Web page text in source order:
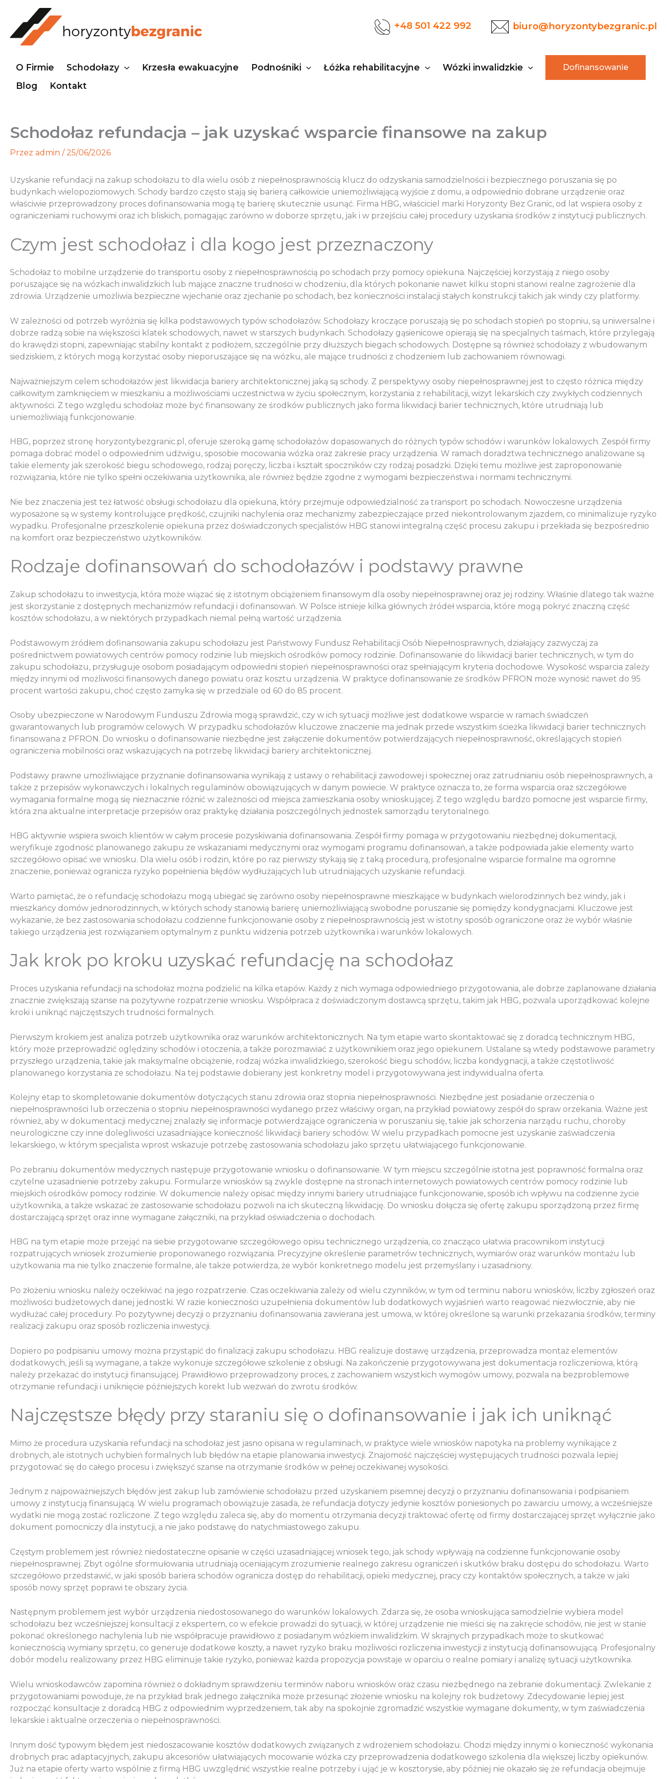
treści
+48 501 422 992 biuro@horyzontybezgranic.pl
O Firmie Schodołazy Krzesła ewakuacyjne Podnośniki Łóżka rehabilitacyjne Wózki inwalidzkie Dofinansowanie
Blog Kontakt
Schodołaz refundacja – jak uzyskać wsparcie finansowe na zakup
Przez admin / 25/06/2026
Uzyskanie refundacji na zakup schodołazu to dla wielu osób z niepełnosprawnością klucz do odzyskania samodzielności i bezpiecznego poruszania się po
budynkach wielopoziomowych. Schody bardzo często stają się barierą całkowicie uniemożliwiającą wyjście z domu, a odpowiednio dobrane urządzenie oraz
właściwie przeprowadzony proces dofinansowania mogą tę barierę skutecznie usunąć. Firma HBG, właściciel marki Horyzonty Bez Granic, od lat wspiera osoby z
ograniczeniami ruchowymi oraz ich bliskich, pomagając zarówno w doborze sprzętu, jak i w przejściu całej procedury uzyskania środków z instytucji publicznych.
Czym jest schodołaz i dla kogo jest przeznaczony
Schodołaz to mobilne urządzenie do transportu osoby z niepełnosprawnością po schodach przy pomocy opiekuna. Najczęściej korzystają z niego osoby
poruszające się na wózkach inwalidzkich lub mające znaczne trudności w chodzeniu, dla których pokonanie nawet kilku stopni stanowi realne zagrożenie dla
zdrowia. Urządzenie umożliwia bezpieczne wjechanie oraz zjechanie po schodach, bez konieczności instalacji stałych konstrukcji takich jak windy czy platformy.
W zależności od potrzeb wyróżnia się kilka podstawowych typów schodołazów. Schodołazy kroczące poruszają się po schodach stopień po stopniu, są uniwersalne i
dobrze radzą sobie na większości klatek schodowych, nawet w starszych budynkach. Schodołazy gąsienicowe opierają się na specjalnych taśmach, które przylegają
do krawędzi stopni, zapewniając stabilny kontakt z podłożem, szczególnie przy dłuższych biegach schodowych. Dostępne są również schodołazy z wbudowanym
siedziskiem, z których mogą korzystać osoby nieporuszające się na wózku, ale mające trudności z chodzeniem lub zachowaniem równowagi.
Najważniejszym celem schodołazów jest likwidacja bariery architektonicznej jaką są schody. Z perspektywy osoby niepełnosprawnej jest to często różnica między
całkowitym zamknięciem w mieszkaniu a możliwościami uczestnictwa w życiu społecznym, korzystania z rehabilitacji, wizyt lekarskich czy zwykłych codziennych
aktywności. Z tego względu schodołaz może być finansowany ze środków publicznych jako forma likwidacji barier technicznych, które utrudniają lub
uniemożliwiają funkcjonowanie.
HBG, poprzez stronę horyzontybezgranic.pl, oferuje szeroką gamę schodołazów dopasowanych do różnych typów schodów i warunków lokalowych. Zespół firmy
pomaga dobrać model o odpowiednim udźwigu, sposobie mocowania wózka oraz zakresie pracy urządzenia. W ramach doradztwa technicznego analizowane są
takie elementy jak szerokość biegu schodowego, rodzaj poręczy, liczba i kształt spoczników czy rodzaj posadzki. Dzięki temu możliwe jest zaproponowanie
rozwiązania, które nie tylko spełni oczekiwania użytkownika, ale również będzie zgodne z wymogami bezpieczeństwa i normami technicznymi.
Nie bez znaczenia jest też łatwość obsługi schodołazu dla opiekuna, który przejmuje odpowiedzialność za transport po schodach. Nowoczesne urządzenia
wyposażone są w systemy kontrolujące prędkość, czujniki nachylenia oraz mechanizmy zabezpieczające przed niekontrolowanym zjazdem, co minimalizuje ryzyko
wypadku. Profesjonalne przeszkolenie opiekuna przez doświadczonych specjalistów HBG stanowi integralną część procesu zakupu i przekłada się bezpośrednio
na komfort oraz bezpieczeństwo użytkowników.
Rodzaje dofinansowań do schodołazów i podstawy prawne
Zakup schodołazu to inwestycja, która może wiązać się z istotnym obciążeniem finansowym dla osoby niepełnosprawnej oraz jej rodziny. Właśnie dlatego tak ważne
jest skorzystanie z dostępnych mechanizmów refundacji i dofinansowań. W Polsce istnieje kilka głównych źródeł wsparcia, które mogą pokryć znaczną część
kosztów schodołazu, a w niektórych przypadkach niemal pełną wartość urządzenia.
Podstawowym źródłem dofinansowania zakupu schodołazu jest Państwowy Fundusz Rehabilitacji Osób Niepełnosprawnych, działający zazwyczaj za
pośrednictwem powiatowych centrów pomocy rodzinie lub miejskich ośrodków pomocy rodzinie. Dofinansowanie do likwidacji barier technicznych, w tym do
zakupu schodołazu, przysługuje osobom posiadającym odpowiedni stopień niepełnosprawności oraz spełniającym kryteria dochodowe. Wysokość wsparcia zależy
między innymi od możliwości finansowych danego powiatu oraz kosztu urządzenia. W praktyce dofinansowanie ze środków PFRON może wynosić nawet do 95
procent wartości zakupu, choć często zamyka się w przedziale od 60 do 85 procent.
Osoby ubezpieczone w Narodowym Funduszu Zdrowia mogą sprawdzić, czy w ich sytuacji możliwe jest dodatkowe wsparcie w ramach świadczeń
gwarantowanych lub programów celowych. W przypadku schodołazów kluczowe znaczenie ma jednak przede wszystkim ścieżka likwidacji barier technicznych
finansowana z PFRON. Do wniosku o dofinansowanie niezbędne jest załączenie dokumentów potwierdzających niepełnosprawność, określających stopień
ograniczenia mobilności oraz wskazujących na potrzebę likwidacji bariery architektonicznej.
Podstawy prawne umożliwiające przyznanie dofinansowania wynikają z ustawy o rehabilitacji zawodowej i społecznej oraz zatrudnianiu osób niepełnosprawnych, a
także z przepisów wykonawczych i lokalnych regulaminów obowiązujących w danym powiecie. W praktyce oznacza to, że forma wsparcia oraz szczegółowe
wymagania formalne mogą się nieznacznie różnić w zależności od miejsca zamieszkania osoby wnioskującej. Z tego względu bardzo pomocne jest wsparcie firmy,
która zna aktualne interpretacje przepisów oraz praktykę działania poszczególnych jednostek samorządu terytorialnego.
HBG aktywnie wspiera swoich klientów w całym procesie pozyskiwania dofinansowania. Zespół firmy pomaga w przygotowaniu niezbędnej dokumentacji,
weryfikuje zgodność planowanego zakupu ze wskazaniami medycznymi oraz wymogami programu dofinansowań, a także podpowiada jakie elementy warto
szczegółowo opisać we wniosku. Dla wielu osób i rodzin, które po raz pierwszy stykają się z taką procedurą, profesjonalne wsparcie formalne ma ogromne
znaczenie, ponieważ ogranicza ryzyko popełnienia błędów wydłużających lub utrudniających uzyskanie refundacji.
Warto pamiętać, że o refundację schodołazu mogą ubiegać się zarówno osoby niepełnosprawne mieszkające w budynkach wielorodzinnych bez windy, jak i
mieszkańcy domów jednorodzinnych, w których schody stanowią barierę uniemożliwiającą swobodne poruszanie się pomiędzy kondygnacjami. Kluczowe jest
wykazanie, że bez zastosowania schodołazu codzienne funkcjonowanie osoby z niepełnosprawnością jest w istotny sposób ograniczone oraz że wybór właśnie
takiego urządzenia jest rozwiązaniem optymalnym z punktu widzenia potrzeb użytkownika i warunków lokalowych.
Jak krok po kroku uzyskać refundację na schodołaz
Proces uzyskania refundacji na schodołaz można podzielić na kilka etapów. Każdy z nich wymaga odpowiedniego przygotowania, ale dobrze zaplanowane działania
znacznie zwiększają szanse na pozytywne rozpatrzenie wniosku. Współpraca z doświadczonym dostawcą sprzętu, takim jak HBG, pozwala uporządkować kolejne
kroki i uniknąć najczęstszych trudności formalnych.
Pierwszym krokiem jest analiza potrzeb użytkownika oraz warunków architektonicznych. Na tym etapie warto skontaktować się z doradcą technicznym HBG,
który może przeprowadzić oględziny schodów i otoczenia, a także porozmawiać z użytkownikiem oraz jego opiekunem. Ustalane są wtedy podstawowe parametry
przyszłego urządzenia, takie jak maksymalne obciążenie, rodzaj wózka inwalidzkiego, szerokość biegu schodów, liczba kondygnacji, a także częstotliwość
planowanego korzystania ze schodołazu. Na tej podstawie dobierany jest konkretny model i przygotowywana jest indywidualna oferta.
Kolejny etap to skompletowanie dokumentów dotyczących stanu zdrowia oraz stopnia niepełnosprawności. Niezbędne jest posiadanie orzeczenia o
niepełnosprawności lub orzeczenia o stopniu niepełnosprawności wydanego przez właściwy organ, na przykład powiatowy zespół do spraw orzekania. Ważne jest
również, aby w dokumentacji medycznej znalazły się informacje potwierdzające ograniczenia w poruszaniu się, takie jak schorzenia narządu ruchu, choroby
neurologiczne czy inne dolegliwości uzasadniające konieczność likwidacji bariery schodów. W wielu przypadkach pomocne jest uzyskanie zaświadczenia
lekarskiego, w którym specjalista wprost wskazuje potrzebę zastosowania schodołazu jako sprzętu ułatwiającego funkcjonowanie.
Po zebraniu dokumentów medycznych następuje przygotowanie wniosku o dofinansowanie. W tym miejscu szczególnie istotna jest poprawność formalna oraz
czytelne uzasadnienie potrzeby zakupu. Formularze wniosków są zwykle dostępne na stronach internetowych powiatowych centrów pomocy rodzinie lub
miejskich ośrodków pomocy rodzinie. W dokumencie należy opisać między innymi bariery utrudniające funkcjonowanie, sposób ich wpływu na codzienne życie
użytkownika, a także wskazać że zastosowanie schodołazu pozwoli na ich skuteczną likwidację. Do wniosku dołącza się ofertę zakupu sporządzoną przez firmę
dostarczającą sprzęt oraz inne wymagane załączniki, na przykład oświadczenia o dochodach.
HBG na tym etapie może przejąć na siebie przygotowanie szczegółowego opisu technicznego urządzenia, co znacząco ułatwia pracownikom instytucji
rozpatrujących wniosek zrozumienie proponowanego rozwiązania. Precyzyjne określenie parametrów technicznych, wymiarów oraz warunków montażu lub
użytkowania ma nie tylko znaczenie formalne, ale także potwierdza, że wybór konkretnego modelu jest przemyślany i uzasadniony.
Po złożeniu wniosku należy oczekiwać na jego rozpatrzenie. Czas oczekiwania zależy od wielu czynników, w tym od terminu naboru wniosków, liczby zgłoszeń oraz
możliwości budżetowych danej jednostki. W razie konieczności uzupełnienia dokumentów lub dodatkowych wyjaśnień warto reagować niezwłocznie, aby nie
wydłużać całej procedury. Po pozytywnej decyzji o przyznaniu dofinansowania zawierana jest umowa, w której określone są warunki przekazania środków, terminy
realizacji zakupu oraz sposób rozliczenia inwestycji.
Dopiero po podpisaniu umowy można przystąpić do finalizacji zakupu schodołazu. HBG realizuje dostawę urządzenia, przeprowadza montaż elementów
dodatkowych, jeśli są wymagane, a także wykonuje szczegółowe szkolenie z obsługi. Na zakończenie przygotowywana jest dokumentacja rozliczeniowa, którą
należy przekazać do instytucji finansującej. Prawidłowo przeprowadzony proces, z zachowaniem wszystkich wymogów umowy, pozwala na bezproblemowe
otrzymanie refundacji i uniknięcie późniejszych korekt lub wezwań do zwrotu środków.
Najczęstsze błędy przy staraniu się o dofinansowanie i jak ich uniknąć
Mimo że procedura uzyskania refundacji na schodołaz jest jasno opisana w regulaminach, w praktyce wiele wniosków napotyka na problemy wynikające z
drobnych, ale istotnych uchybień formalnych lub błędów na etapie planowania inwestycji. Znajomość najczęściej występujących trudności pozwala lepiej
przygotować się do całego procesu i zwiększyć szanse na otrzymanie środków w pełnej oczekiwanej wysokości.
Jednym z najpoważniejszych błędów jest zakup lub zamówienie schodołazu przed uzyskaniem pisemnej decyzji o przyznaniu dofinansowania i podpisaniem
umowy z instytucją finansującą. W wielu programach obowiązuje zasada, że refundacja dotyczy jedynie kosztów poniesionych po zawarciu umowy, a wcześniejsze
wydatki nie mogą zostać rozliczone. Z tego względu zaleca się, aby do momentu otrzymania decyzji traktować ofertę od firmy dostarczającej sprzęt wyłącznie jako
dokument pomocniczy dla instytucji, a nie jako podstawę do natychmiastowego zakupu.
Częstym problemem jest również niedostateczne opisanie w części uzasadniającej wniosek tego, jak schody wpływają na codzienne funkcjonowanie osoby
niepełnosprawnej. Zbyt ogólne sformułowania utrudniają oceniającym zrozumienie realnego zakresu ograniczeń i skutków braku dostępu do schodołazu. Warto
szczegółowo przedstawić, w jaki sposób bariera schodów ogranicza dostęp do rehabilitacji, opieki medycznej, pracy czy kontaktów społecznych, a także w jaki
sposób nowy sprzęt poprawi te obszary życia.
Następnym problemem jest wybór urządzenia niedostosowanego do warunków lokalowych. Zdarza się, że osoba wnioskująca samodzielnie wybiera model
schodołazu bez wcześniejszej konsultacji z ekspertem, co w efekcie prowadzi do sytuacji, w której urządzenie nie mieści się na zakręcie schodów, nie jest w stanie
pokonać określonego nachylenia lub nie współpracuje prawidłowo z posiadanym wózkiem inwalidzkim. W skrajnych przypadkach może to skutkować
koniecznością wymiany sprzętu, co generuje dodatkowe koszty, a nawet ryzyko braku możliwości rozliczenia inwestycji z instytucją dofinansowującą. Profesjonalny
dobór modelu realizowany przez HBG eliminuje takie ryzyko, ponieważ każda propozycja powstaje w oparciu o realne pomiary i analizę sytuacji użytkownika.
Wielu wnioskodawców zapomina również o dokładnym sprawdzeniu terminów naboru wniosków oraz czasu niezbędnego na zebranie dokumentacji. Zwlekanie z
przygotowaniami powoduje, że na przykład brak jednego załącznika może przesunąć złożenie wniosku na kolejny rok budżetowy. Zdecydowanie lepiej jest
rozpocząć konsultacje z doradcą HBG z odpowiednim wyprzedzeniem, tak aby na spokojnie zgromadzić wszystkie wymagane dokumenty, w tym zaświadczenia
lekarskie i aktualne orzeczenia o niepełnosprawności.
Innym dość typowym błędem jest niedoszacowanie kosztów dodatkowych związanych z wdrożeniem schodołazu. Chodzi między innymi o konieczność wykonania
drobnych prac adaptacyjnych, zakupu akcesoriów ułatwiających mocowanie wózka czy przeprowadzenia dodatkowego szkolenia dla większej liczby opiekunów.
Już na etapie oferty warto wspólnie z firmą HBG uwzględnić wszystkie realne potrzeby i ująć je w kosztorysie, aby później nie okazało się że refundacja obejmuje